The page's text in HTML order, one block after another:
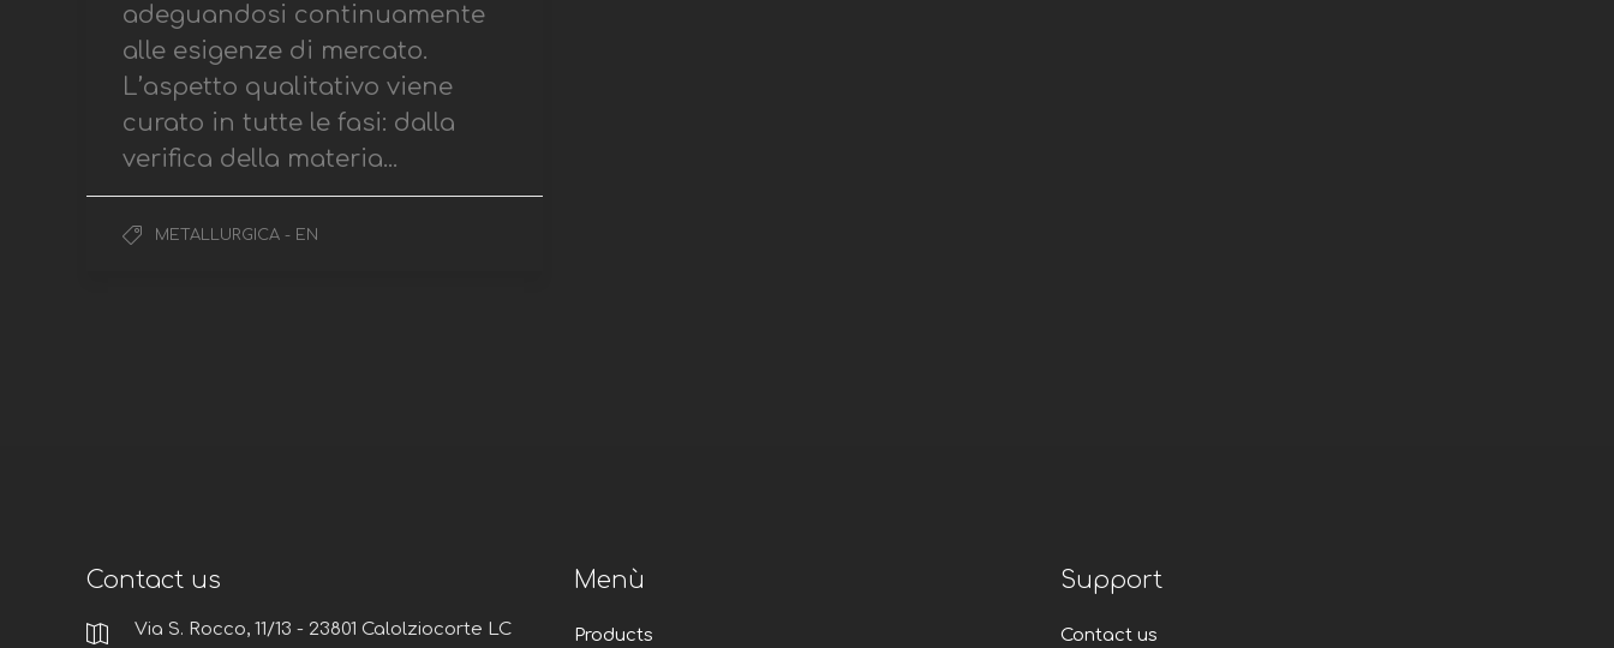
adeguandosi continuamente
alle esigenze di mercato.
L’aspetto qualitativo viene
curato in tutte le fasi: dalla
verifica della materia...
METALLURGICA - EN
Contact us
Via S. Rocco, 11/13 - 23801 Calolziocorte LC
Menù
Products
Support
Contact us